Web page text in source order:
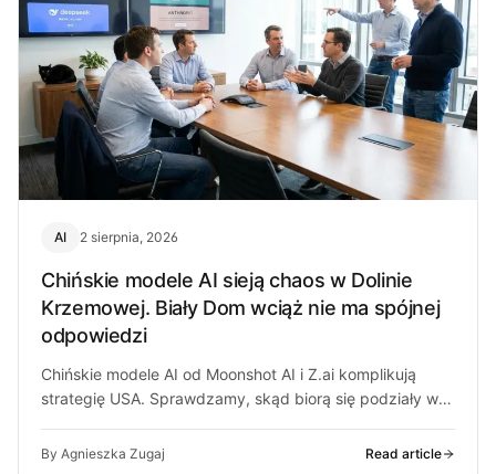
AI 2 sierpnia, 2026
Chińskie modele AI sieją chaos w Dolinie
Krzemowej. Biały Dom wciąż nie ma spójnej
odpowiedzi
Chińskie modele AI od Moonshot AI i Z.ai komplikują
strategię USA. Sprawdzamy, skąd biorą się podziały w
By Agnieszka Zugaj Read article